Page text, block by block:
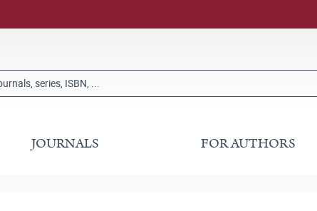
JOURNALS FOR AUTHORS